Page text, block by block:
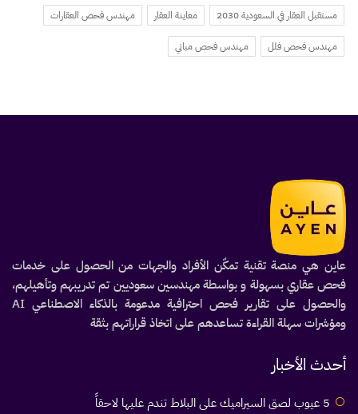
مستقبل العقار في السعودية 2030 معاينة العقار مهندس فحص العقارات
مهندس فحص فلل مهندس فحص مباني
عاين هي منصة تقنية تمكّن الأفراد والجهات من الحصول على خدمات
فحص عقاري بسهولة و بواسطة مهندسين سعوديين تم تدريبهم وتأهيلهم،
والحصول على تقارير فحص احترافية مدعومة بالذكاء الاصطناعي AI
ومؤشرات سهلة القراءة تساعدهم على اتخاذ قراراتهم بثقة
أحدث الأخبار
5 عيوب لصق السيراميك على البلاط تندم عليها لاحقاً